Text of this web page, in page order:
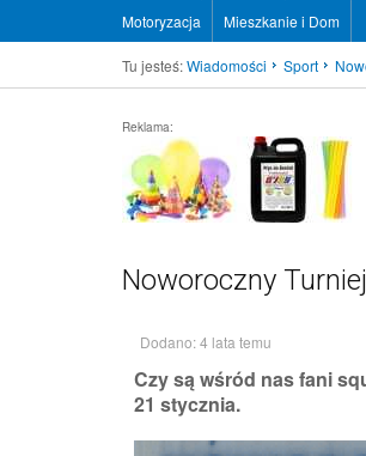
Motoryzacja Mieszkanie i Dom
Tu jesteś:Wiadomości Sport
Reklama:
Noworoczny
Dodano: 4 lata temu
Czy są wśród nas fani
21 stycznia.